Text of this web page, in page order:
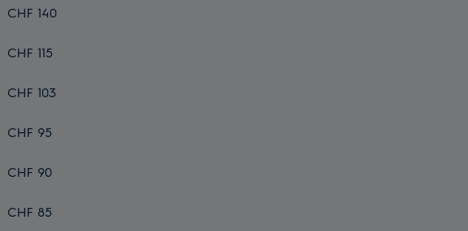
CHF 140
CHF 115
CHF 103
CHF 95
CHF 90
CHF 85